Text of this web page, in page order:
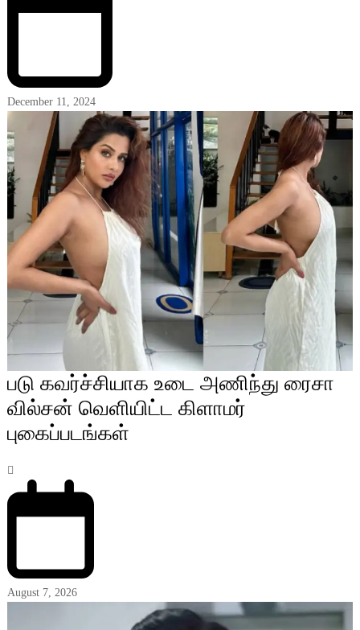
December 11, 2024
படு கவர்ச்சியாக உடை அணிந்து ரைசா
வில்சன் வெளியிட்ட கிளாமர்
புகைப்படங்கள்
August 7, 2026